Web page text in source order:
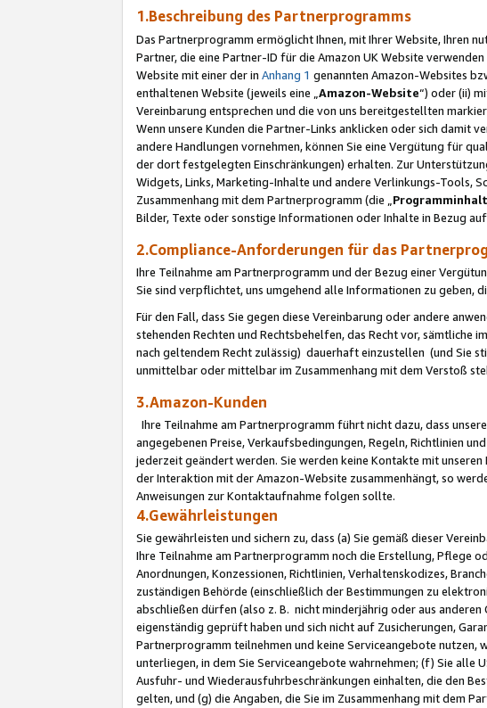
1.Beschreibung des Partnerprogramms
Das Partnerprogramm ermöglicht Ihnen, mit Ihrer Website, Ihren
Partner, die eine Partner-ID für die Amazon UK Website
Website mit einer der in Anhang 1 genannten Amazon-Websites
enthaltenen Website (jeweils eine „ Amazon-Website“) oder (ii)
Vereinbarung entsprechen und die von uns bereitgestellten
Wenn unsere Kunden die Partner-Links anklicken oder sich damit
andere Handlungen vornehmen, können Sie eine Vergütung für
der dort festgelegten Einschränkungen) erhalten. Zur
Widgets, Links, Marketing-Inhalte und andere Verlinkungs-Tools,
Zusammenhang mit dem Partnerprogramm (die „
Bilder, Texte oder sonstige Informationen oder Inhalte in Bezug
2.Compliance-Anforderungen für das
Ihre Teilnahme am Partnerprogramm und der Bezug einer
Sie sind verpflichtet, uns umgehend alle Informationen zu geben,
Für den Fall, dass Sie gegen diese Vereinbarung oder andere
stehenden Rechten und Rechtsbehelfen, das Recht vor, sämtliche
nach geltendem Recht zulässig) dauerhaft einzustellen (und Sie
unmittelbar oder mittelbar im Zusammenhang mit dem Verstoß
3.Amazon-Kunden
Ihre Teilnahme am Partnerprogramm führt nicht dazu, dass
angegebenen Preise, Verkaufsbedingungen, Regeln, Richtlinien
jederzeit geändert werden. Sie werden keine Kontakte mit
der Interaktion mit der Amazon-Website zusammenhängt, so
Anweisungen zur Kontaktaufnahme folgen sollte.
4.Gewährleistungen
Sie gewährleisten und sichern zu, dass (a) Sie gemäß dieser
Ihre Teilnahme am Partnerprogramm noch die Erstellung, Pflege
Anordnungen, Konzessionen, Richtlinien, Verhaltenskodizes,
zuständigen Behörde (einschließlich der Bestimmungen zu
abschließen dürfen (also z. B. nicht minderjährig oder aus
eigenständig geprüft haben und sich nicht auf Zusicherungen,
Partnerprogramm teilnehmen und keine Serviceangebote nutzen,
unterliegen, in dem Sie Serviceangebote wahrnehmen; (f) Sie alle
Ausfuhr- und Wiederausfuhrbeschränkungen einhalten, die den
gelten, und (g) die Angaben, die Sie im Zusammenhang mit dem